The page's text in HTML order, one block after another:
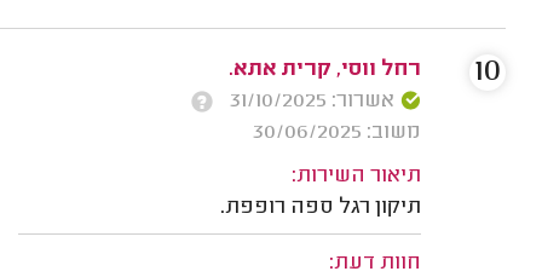
רחל ווסי, קרית אתא.
אשרור: 31/10/2025
משוב: 30/06/2025
תיאור השירות:
תיקון רגל ספה רופפת.
חוות דעת:
10